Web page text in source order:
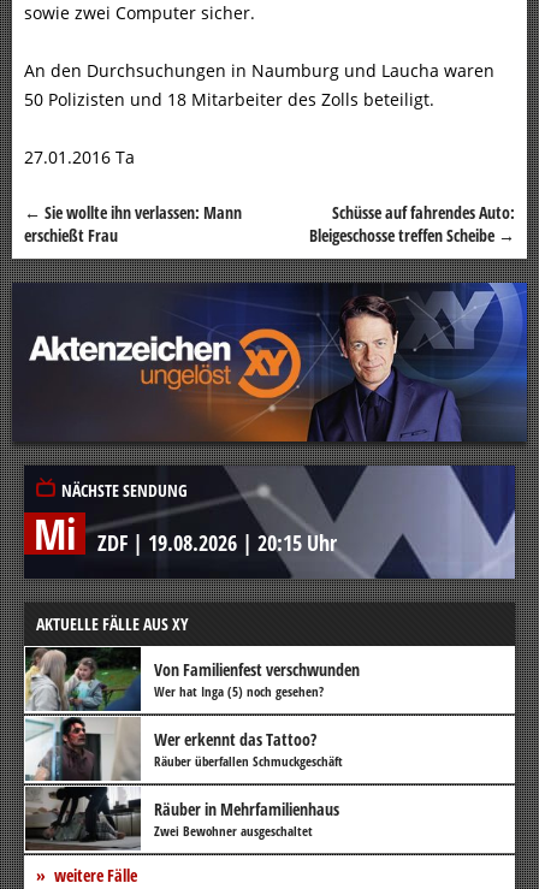
sowie zwei Computer sicher.
An den Durchsuchungen in Naumburg und Laucha waren
50 Polizisten und 18 Mitarbeiter des Zolls beteiligt.
27.01.2016 Ta
Beitragsnavigation
← Sie wollte ihn verlassen: Mann
erschießt Frau
Schüsse auf fahrendes Auto:
Bleigeschosse treffen Scheibe →
NÄCHSTE SENDUNG
Mi ZDF | 19.08.2026 | 20:15 Uhr
AKTUELLE FÄLLE AUS XY
Von Familienfest verschwunden
Wer hat Inga (5) noch gesehen?
Wer erkennt das Tattoo?
Räuber überfallen Schmuckgeschäft
Räuber in Mehrfamilienhaus
Zwei Bewohner ausgeschaltet
weitere Fälle